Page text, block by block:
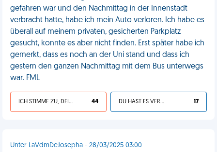
gefahren war und den Nachmittag in der Innenstadt
verbracht hatte, habe ich mein Auto verloren. Ich habe es
überall auf meinem privaten, gesicherten Parkplatz
gesucht, konnte es aber nicht finden. Erst später habe ich
gemerkt, dass es noch an der Uni stand und dass ich
gestern den ganzen Nachmittag mit dem Bus unterwegs
war. FML
ICH STIMME ZU, DEIN LEBEN IST SCHEISSE 44 DU HAST ES VERDIENT 17
Unter LaVdmDeJosepha - 28/03/2025 03:00